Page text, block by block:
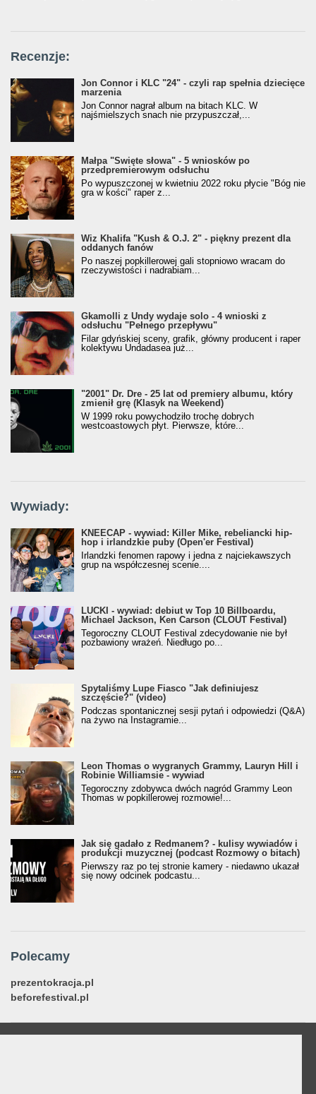
Recenzje:
Jon Connor i KLC "24" - czyli rap spełnia dziecięce
marzenia
Jon Connor nagrał album na bitach KLC. W
najśmielszych snach nie przypuszczał,...
Małpa "Święte słowa" - 5 wniosków po
przedpremierowym odsłuchu
Po wypuszczonej w kwietniu 2022 roku płycie "Bóg nie
gra w kości" raper z...
Wiz Khalifa "Kush & O.J. 2" - piękny prezent dla
oddanych fanów
Po naszej popkillerowej gali stopniowo wracam do
rzeczywistości i nadrabiam...
Gkamolli z Undy wydaje solo - 4 wnioski z
odsłuchu "Pełnego przepływu"
Filar gdyńskiej sceny, grafik, główny producent i raper
kolektywu Undadasea już...
"2001" Dr. Dre - 25 lat od premiery albumu, który
zmienił grę (Klasyk na Weekend)
W 1999 roku powychodziło trochę dobrych
westcoastowych płyt. Pierwsze, które...
Wywiady:
KNEECAP - wywiad: Killer Mike, rebeliancki hip-
hop i irlandzkie puby (Open'er Festival)
Irlandzki fenomen rapowy i jedna z najciekawszych
grup na współczesnej scenie....
LUCKI - wywiad: debiut w Top 10 Billboardu,
Michael Jackson, Ken Carson (CLOUT Festival)
Tegoroczny CLOUT Festival zdecydowanie nie był
pozbawiony wrażeń. Niedługo po...
Spytaliśmy Lupe Fiasco "Jak definiujesz
szczęście?" (video)
Podczas spontanicznej sesji pytań i odpowiedzi (Q&A)
na żywo na Instagramie...
Leon Thomas o wygranych Grammy, Lauryn Hill i
Robinie Williamsie - wywiad
Tegoroczny zdobywca dwóch nagród Grammy Leon
Thomas w popkillerowej rozmowie!...
Jak się gadało z Redmanem? - kulisy wywiadów i
produkcji muzycznej (podcast Rozmowy o bitach)
Pierwszy raz po tej stronie kamery - niedawno ukazał
się nowy odcinek podcastu...
Polecamy
prezentokracja.pl
beforefestival.pl